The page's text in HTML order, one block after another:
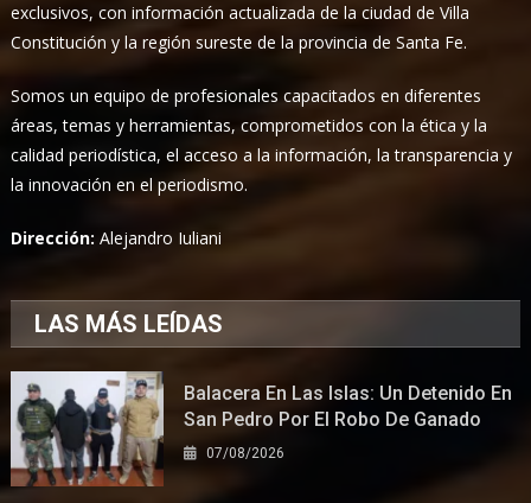
exclusivos, con información actualizada de la ciudad de Villa
Constitución y la región sureste de la provincia de Santa Fe.
Somos un equipo de profesionales capacitados en diferentes
áreas, temas y herramientas, comprometidos con la ética y la
calidad periodística, el acceso a la información, la transparencia y
la innovación en el periodismo.
Dirección:Alejandro Iuliani
LAS MÁS LEÍDAS
Balacera En Las Islas: Un Detenido En
San Pedro Por El Robo De Ganado
07/08/2026